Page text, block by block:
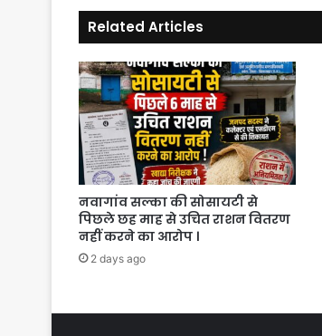
।
Related Articles
नवागांव सल्का की सोसायटी से
पिछले छह माह से उचित राशन वितरण
नहीं करने का आरोप ।
2 days ago